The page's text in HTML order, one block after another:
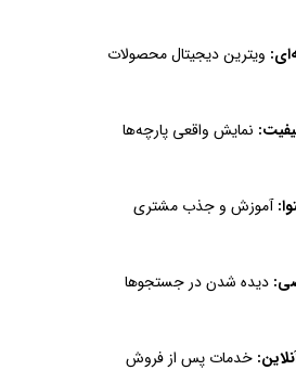
ویترین دیجیتال محصولات
نمایش واقعی پارچه‌ها
آموزش و جذب مشتری
دیده شدن در جستجوها
خدمات پس از فروش